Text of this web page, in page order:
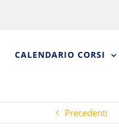
CALENDARIO CORSI
Precedenti